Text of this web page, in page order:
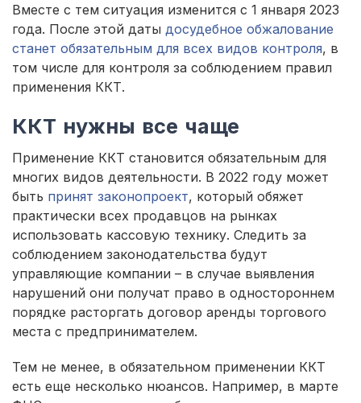
Вместе с тем ситуация изменится с 1 января 2023
года. После этой даты досудебное обжалование
станет обязательным для всех видов контроля, в
том числе для контроля за соблюдением правил
применения ККТ.
ККТ нужны все чаще
Применение ККТ становится обязательным для
многих видов деятельности. В 2022 году может
быть принят законопроект, который обяжет
практически всех продавцов на рынках
использовать кассовую технику. Следить за
соблюдением законодательства будут
управляющие компании – в случае выявления
нарушений они получат право в одностороннем
порядке расторгать договор аренды торгового
места с предпринимателем.
Тем не менее, в обязательном применении ККТ
есть еще несколько нюансов. Например, в марте